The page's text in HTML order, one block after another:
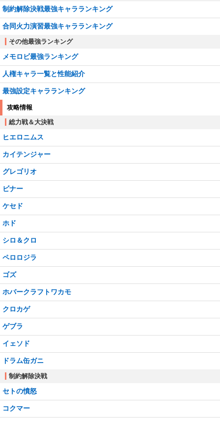
制約解除決戦最強キャラランキング
合同火力演習最強キャラランキング
その他最強ランキング
メモロビ最強ランキング
人権キャラ一覧と性能紹介
最強設定キャラランキング
攻略情報
総力戦＆大決戦
ヒエロニムス
カイテンジャー
グレゴリオ
ビナー
ケセド
ホド
シロ＆クロ
ペロロジラ
ゴズ
ホバークラフトワカモ
クロカゲ
ゲブラ
イェソド
ドラム缶ガニ
制約解除決戦
セトの憤怒
コクマー